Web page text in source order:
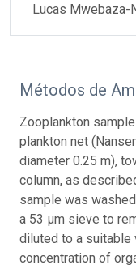
Lucas Mwebaza-
Métodos de
Zooplankton
plankton net
diameter 0.25 m),
column, as
sample was
a 53 µm sieve to
diluted to a suitable
concentration of